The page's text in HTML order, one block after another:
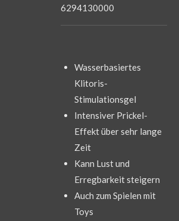
6294130000
Wasserbasiertes
Klitoris-
Stimulationsgel
Intensiver Prickel-
Effekt über sehr lange
Zeit
Kann Lust und
Erregbarkeit steigern
Auch zum Spielen mit
Toys